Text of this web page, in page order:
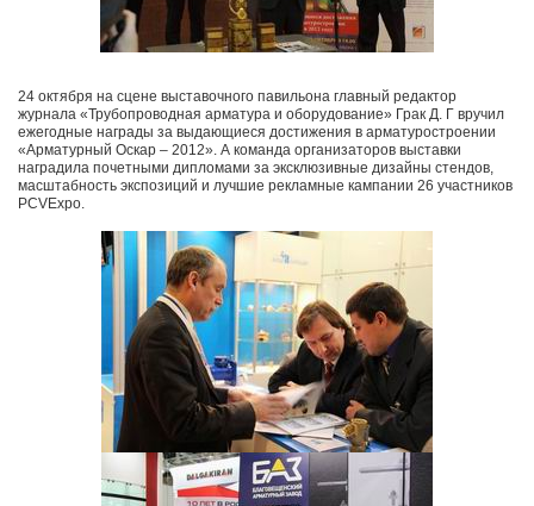
24 октября на сцене выставочного павильона главный редактор
журнала «Трубопроводная арматура и оборудование» Грак Д. Г вручил
ежегодные награды за выдающиеся достижения в арматуростроении
«Арматурный Оскар – 2012». А команда организаторов выставки
наградила почетными дипломами за эксклюзивные дизайны стендов,
масштабность экспозиций и лучшие рекламные кампании 26 участников
PCVExpo.